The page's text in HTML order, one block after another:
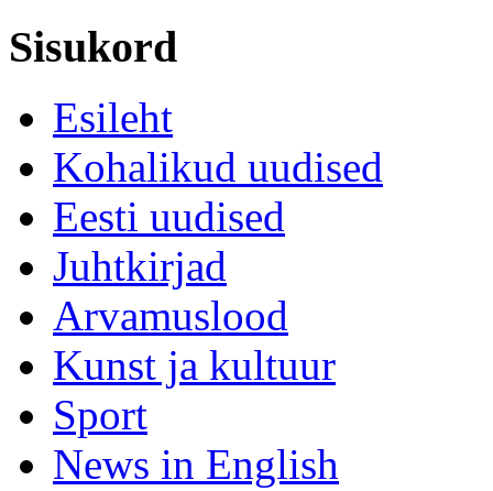
Sisukord
Esileht
Kohalikud uudised
Eesti uudised
Juhtkirjad
Arvamuslood
Kunst ja kultuur
Sport
News in English